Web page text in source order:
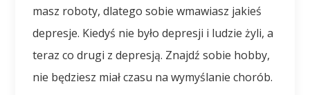
masz roboty, dlatego sobie wmawiasz jakieś
depresje. Kiedyś nie było depresji i ludzie żyli, a
teraz co drugi z depresją. Znajdź sobie hobby,
nie będziesz miał czasu na wymyślanie chorób.